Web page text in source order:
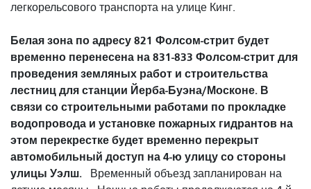
легкорельсового транспорта на улице Кинг.
Белая зона по адресу 821 Фолсом-стрит будет
временно перенесена на 831-833 Фолсом-стрит для
проведения земляных работ и строительства
лестниц для станции Йерба-Буэна/Москоне. В
связи со строительными работами по прокладке
водопровода и установке пожарных гидрантов на
этом перекрестке будет временно перекрыт
автомобильный доступ на 4-ю улицу со стороны
улицы Уэлш. Временный объезд запланирован на